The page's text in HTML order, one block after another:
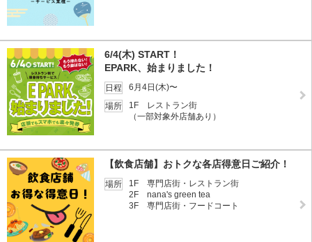
6/4(木) START！
EPARK、始まりました！
日程
6月4日(木)〜
場所
1F レストラン街
（一部対象外店舗あり）
【飲食店舗】おトクな各店得意日ご紹介！
場所
1F 専門店街・レストラン街
2F nana's green tea
3F 専門店街・フードコート